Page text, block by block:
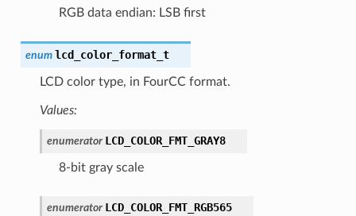
RGB data endian: LSB first
enum lcd_color_format_t
LCD color type, in FourCC format.
Values:
enumerator LCD_COLOR_FMT_GRAY8
8-bit gray scale
enumerator LCD_COLOR_FMT_RGB565